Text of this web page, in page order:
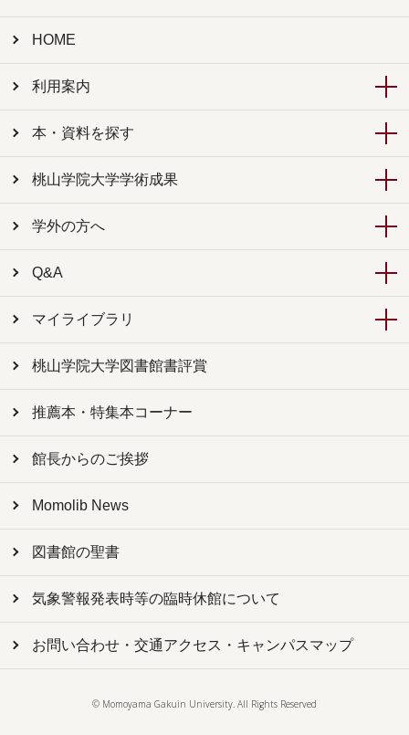
HOME
利用案内
本・資料を探す
桃山学院大学学術成果
学外の方へ
Q&A
マイライブラリ
桃山学院大学図書館書評賞
推薦本・特集本コーナー
館長からのご挨拶
Momolib News
図書館の聖書
気象警報発表時等の臨時休館について
お問い合わせ・交通アクセス・キャンパスマップ
© Momoyama Gakuin University. All Rights Reserved